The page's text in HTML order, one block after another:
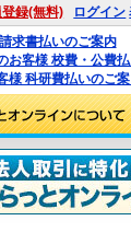
録(無料) ログイン
求書払いのご案内
お客様 校費・公費
様 科研費払いのご